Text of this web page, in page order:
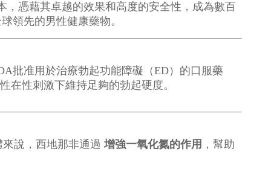
，憑藉其卓越的效果和高度的安全性，成為數百
領先的男性健康藥物。
批准用於治療勃起功能障礙（ED）的口服藥
在性刺激下維持足夠的勃起硬度。
說，西地那非通過 增強一氧化氮的作用 ，幫助